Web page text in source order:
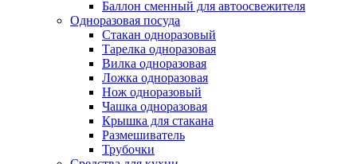
Баллон сменный для автоосвежителя
Одноразовая посуда
Стакан одноразовый
Тарелка одноразовая
Вилка одноразовая
Ложка одноразовая
Нож одноразовый
Чашка одноразовая
Крышка для стакана
Размешиватель
Трубочки